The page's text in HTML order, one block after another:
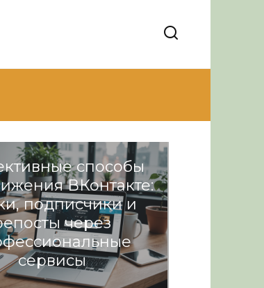
способы
ВКонтакте:
подписчики и
через
сервисы
Разное